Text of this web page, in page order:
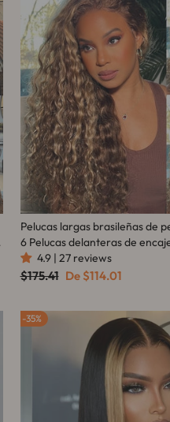
Pelucas largas brasileñas de
6 Pelucas delanteras de
Hair4.9 | 27 reviews
Precio
$175.41 Precio
De $114.01
35%